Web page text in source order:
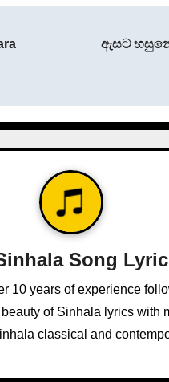
ඇසට
Song
10 years of experience
of Sinhala lyrics
classical and